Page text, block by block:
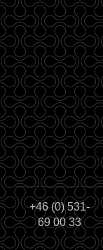
+46 (0) 531-
69 00 33